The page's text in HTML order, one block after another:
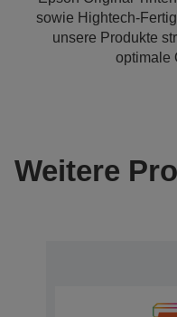
sowie Hightech-
unsere Produkte
optimale
Weitere